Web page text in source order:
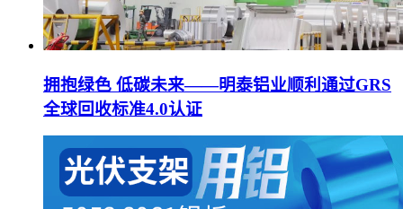
拥抱绿色 低碳未来——明泰铝业顺利通过GRS
全球回收标准4.0认证